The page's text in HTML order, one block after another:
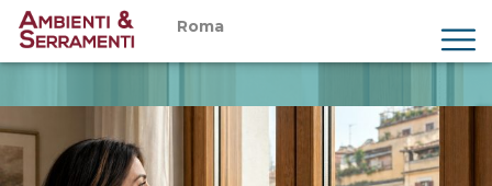
Roma
Prodotti
Servizi